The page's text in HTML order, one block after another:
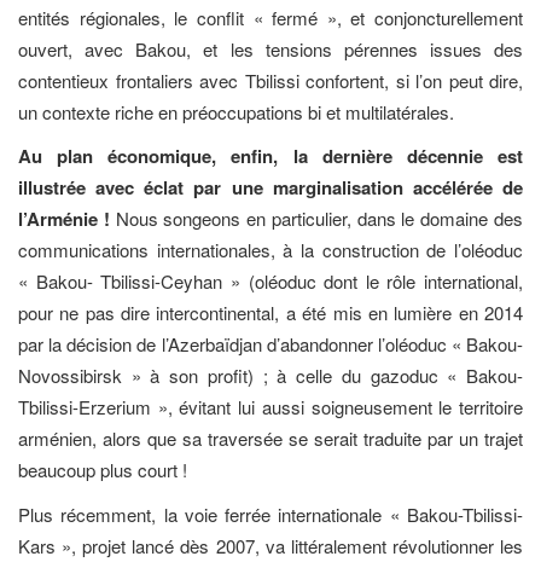
entités régionales, le conflit « fermé », et conjoncturellement
ouvert, avec Bakou, et les tensions pérennes issues des
contentieux frontaliers avec Tbilissi confortent, si l’on peut dire,
un contexte riche en préoccupations bi et multilatérales.
Au plan économique, enfin, la dernière décennie est
illustrée avec éclat par une marginalisation accélérée de
l’Arménie ! Nous songeons en particulier, dans le domaine des
communications internationales, à la construction de l’oléoduc
« Bakou- Tbilissi-Ceyhan » (oléoduc dont le rôle international,
pour ne pas dire intercontinental, a été mis en lumière en 2014
par la décision de l’Azerbaïdjan d’abandonner l’oléoduc « Bakou-
Novossibirsk » à son profit) ; à celle du gazoduc « Bakou-
Tbilissi-Erzerium », évitant lui aussi soigneusement le territoire
arménien, alors que sa traversée se serait traduite par un trajet
beaucoup plus court !
Plus récemment, la voie ferrée internationale « Bakou-Tbilissi-
Kars », projet lancé dès 2007, va littéralement révolutionner les